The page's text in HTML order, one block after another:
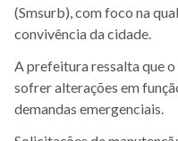
(Smsurb), com foco na
convivência da cidade.
A prefeitura ressalta que
sofrer alterações em
demandas emergenciais.